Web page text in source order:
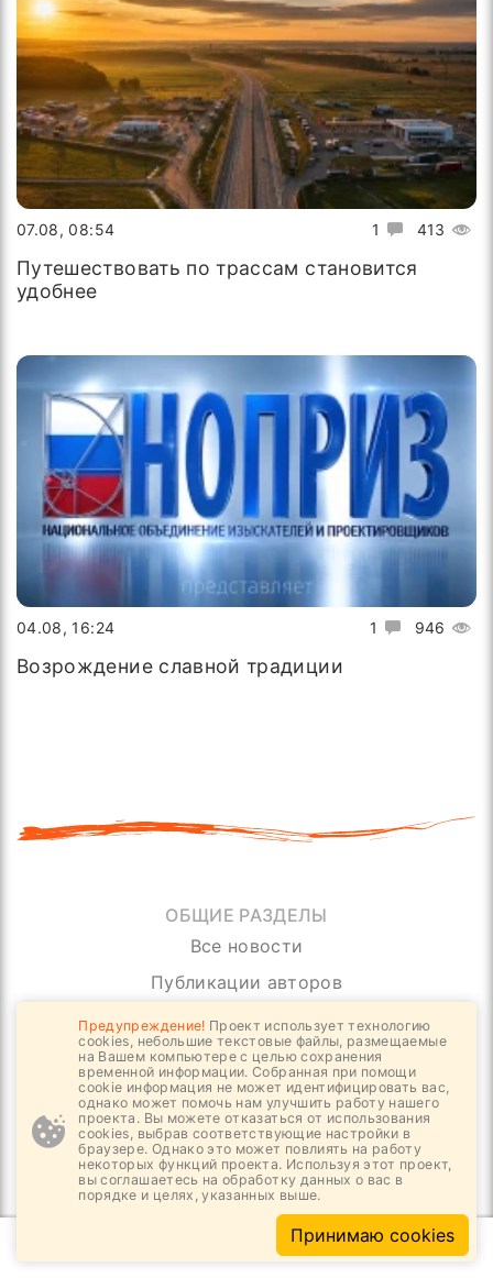
1 413
07.08, 08:54
Путешествовать по трассам становится
удобнее
1 946
04.08, 16:24
Возрождение славной традиции
ОБЩИЕ РАЗДЕЛЫ
Все новости
Публикации авторов
Научные материалы
Светские материалы
Материалы Цифровизации
Судебно - Правовые материалы
ПРАВОВЫЕ ДОКУМЕНТЫ
Политика конфиденциальности
Правила комментирования
Редакционная политика
Предупреждение! Проект использует технологию
cookies, небольшие текстовые файлы, размещаемые
на Вашем компьютере с целью сохранения
временной информации. Собранная при помощи
cookie информация не может идентифицировать вас,
однако может помочь нам улучшить работу нашего
проекта. Вы можете отказаться от использования
cookies, выбрав соответствующие настройки в
браузере. Однако это может повлиять на работу
некоторых функций проекта. Используя этот проект,
вы соглашаетесь на обработку данных о вас в
порядке и целях, указанных выше.
Принимаю cookies